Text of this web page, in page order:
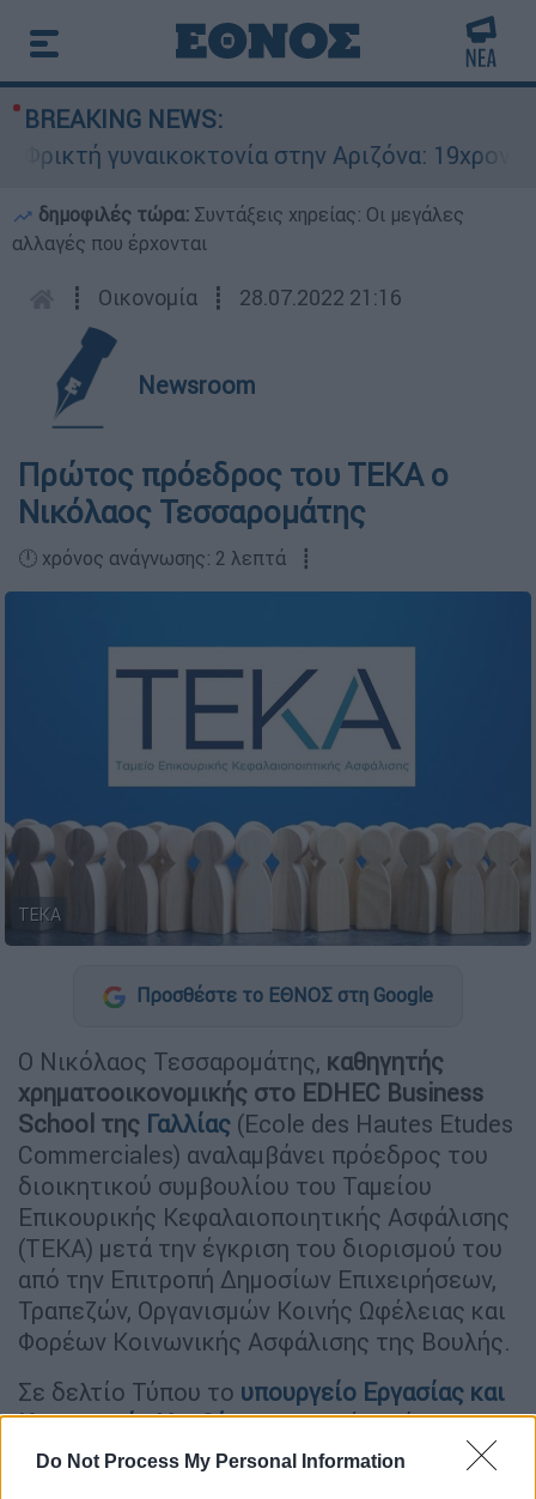
Do Not Process My Personal Information
BREAKING NEWS:
γυναικοκτονία στην Αριζόνα: 19χρονη
δημοφιλές τώρα: Συντάξεις χηρείας: Οι μεγάλες
αλλαγές που έρχονται
┋ Οικονομία ┋ 28.07.2022 21:16
Newsroom
Πρώτος πρόεδρος του ΤΕΚΑ ο
Νικόλαος Τεσσαρομάτης
🕛 χρόνος ανάγνωσης: 2 λεπτά ┋
ΤΕΚΑ
Προσθέστε το ΕΘΝΟΣ στη Google
Ο Νικόλαος Τεσσαρομάτης, καθηγητής
χρηματοοικονομικής στο EDHEC Business
School της Γαλλίας (Ecole des Hautes Etudes
Commerciales) αναλαμβάνει πρόεδρος του
διοικητικού συμβουλίου του Ταμείου
Επικουρικής Κεφαλαιοποιητικής Ασφάλισης
(ΤΕΚΑ) μετά την έγκριση του διορισμού του
από την Επιτροπή Δημοσίων Επιχειρήσεων,
Τραπεζών, Οργανισμών Κοινής Ωφέλειας και
Φορέων Κοινωνικής Ασφάλισης της Βουλής.
Σε δελτίο Τύπου το υπουργείο Εργασίας και
Κοινωνικών Υποθέσεωναναφέρει ότι η
επιλογή του κ. Τεσσαρομάτη, ο οποίος